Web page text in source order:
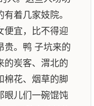
着几家妓院。
便宜，比不得迎
贵。鸭 子坑来的
的炭客、渭北的
棉花、烟草的脚
眼儿们一碗馄饨